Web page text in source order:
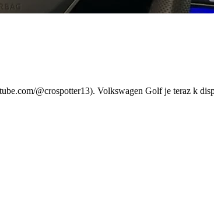
@crospotter13). Volkswagen Golf je teraz k